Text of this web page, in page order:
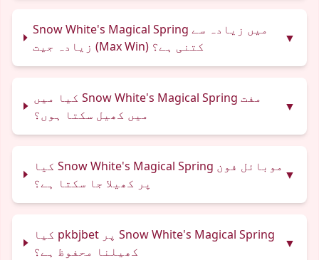
Snow White's Magical Spring میں زیادہ سے
زیادہ جیت (Max Win) کتنی ہے؟
▼
کیا میں Snow White's Magical Spring مفت
میں کھیل سکتا ہوں؟
▼
کیا Snow White's Magical Spring موبائل فون
پر کھیلا جا سکتا ہے؟
▼
کیا pkbjbet پر Snow White's Magical Spring
کھیلنا محفوظ ہے؟
▼